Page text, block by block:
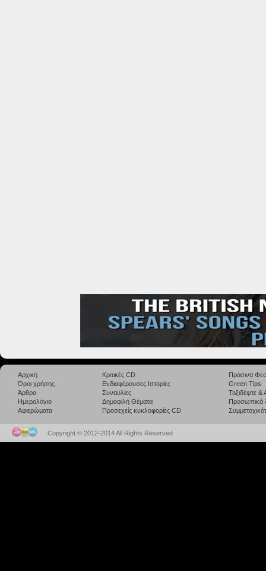
Αρχική
Όροι χρήσης
Άρθρα
Ημερολόγιο
Αφιερώματα
Κριτικές CD
Ενδιαφέρουσες Ιστορίες
Συναυλίες
Δημοφιλή Θέματα
Προσεχείς κυκλοφορίες CD
Πράσινα
Green Tips
Taξιδέψτε
Προσωπικά
Copyright © 2012-2014 All Rights Reserved